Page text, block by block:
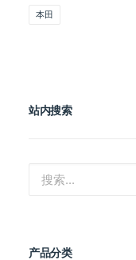
本田
站内搜索
产品分类